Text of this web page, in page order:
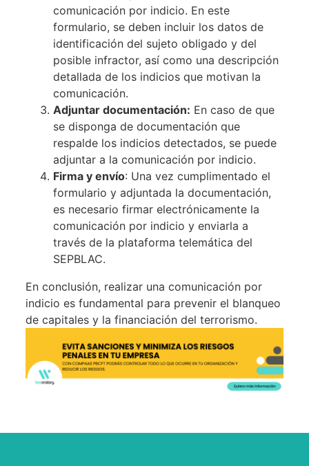
comunicación por indicio. En este
formulario, se deben incluir los datos de
identificación del sujeto obligado y del
posible infractor, así como una descripción
detallada de los indicios que motivan la
comunicación.
Adjuntar documentación: En caso de que
se disponga de documentación que
respalde los indicios detectados, se puede
adjuntar a la comunicación por indicio.
Firma y envío: Una vez cumplimentado el
formulario y adjuntada la documentación,
es necesario firmar electrónicamente la
comunicación por indicio y enviarla a
través de la plataforma telemática del
SEPBLAC.
En conclusión, realizar una comunicación por
indicio es fundamental para prevenir el blanqueo
de capitales y la financiación del terrorismo.